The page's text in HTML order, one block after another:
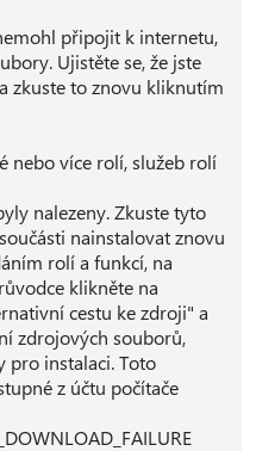
připojit k internetu,
Ujistěte se, že jste
zkuste to znovu kliknutím
nebo více rolí, služeb rolí
nalezeny. Zkuste tyto
nainstalovat znovu
rolí a funkcí, na
klikněte na
cestu ke zdroji" a
zdrojových souborů,
pro instalaci. Toto
z účtu počítače